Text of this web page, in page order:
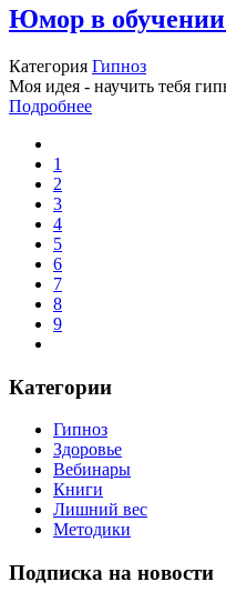
Юмор в обучении
Категория Гипноз
Моя идея - научить тебя
Подробнее
1
2
3
4
5
6
7
8
9
Категории
Гипноз
Здоровье
Вебинары
Книги
Лишний вес
Методики
Подписка на новости